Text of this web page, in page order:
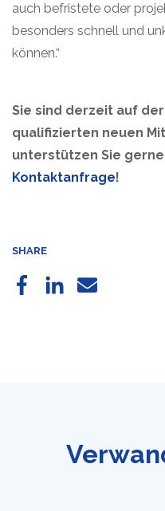
SHARE
auch befristete oder
besonders schnell und
können.“
Sie sind derzeit auf
qualifizierten neuen
unterstützen Sie
Kontaktanfrage!